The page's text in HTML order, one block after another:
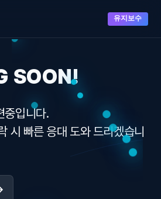
유지보수
SOON!
중입니다.
시 빠른 응대 도와 드리겠습니